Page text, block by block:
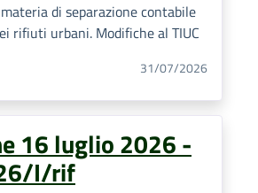
di separazione contabile
rifiuti urbani. Modifiche al TIUC
31/07/2026
16 luglio 2026 -
I/rif